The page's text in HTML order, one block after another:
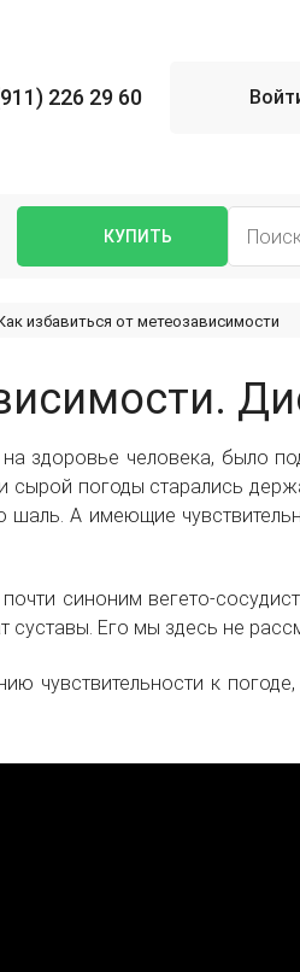
226 29 60
КУПИТЬ
избавиться от метеозависимости
здоровье человека, было
погоды старались
шаль. А имеющие
синоним вегето-
суставы. Его мы здесь не
чувствительности к